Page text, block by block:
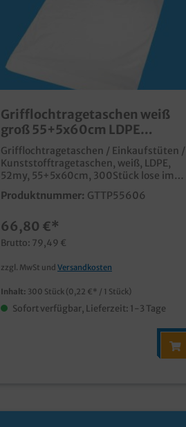
Grifflochtragetaschen weiß
groß 55+5x60cm LDPE
extrastark 52my 300St
Grifflochtragetaschen / Einkaufstüten /
Kunststofftragetaschen, weiß, LDPE,
52my, 55+5x60cm, 300Stück lose im
Karton praktische
Kunststofftragetasche mit Griffloch
52my Qualität, nicht vom
Plastiktütenverbot betroffenmehrfach
verwendbar, und anschließend über die
gelbe Tonne recycelbar Ideal für den
Einsatz im Einzelhandelab 10.000 Stück
individuell bedruckbar, fragen Sie
einfach unseren Kundenservice
Produktnummer: GTTP55606
66,80 €*
Brutto: 79,49 €
zzgl. MwSt und Versandkosten
Inhalt: 300 Stück (0,22 €* / 1 Stück)
Sofort verfügbar, Lieferzeit: 1-3 Tage